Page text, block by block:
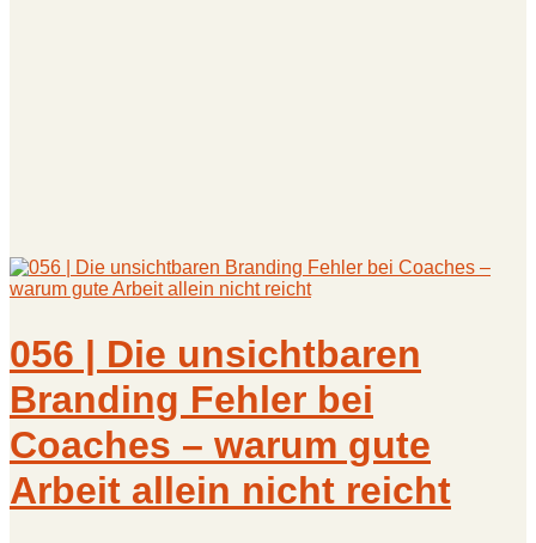
056 | Die unsichtbaren
Branding Fehler bei
Coaches – warum gute
Arbeit allein nicht reicht